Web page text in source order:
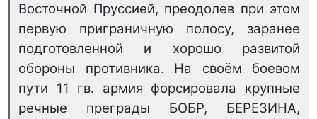
Восточной Пруссией, преодолев при этом
первую приграничную полосу, заранее
подготовленной и хорошо развитой
обороны противника. На своём боевом
пути 11 гв. армия форсировала крупные
речные преграды БОБР, БЕРЕЗИНА,